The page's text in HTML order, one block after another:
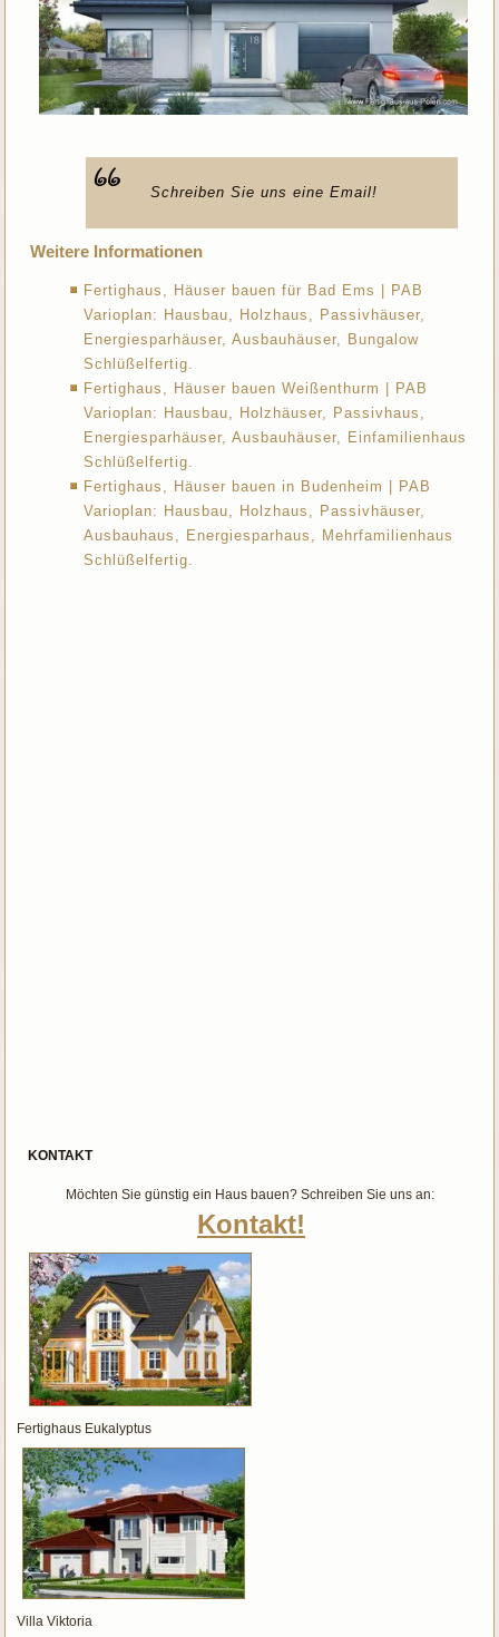
Schreiben Sie uns eine Email!
Weitere Informationen
Fertighaus, Häuser bauen für Bad Ems | PAB
Varioplan: Hausbau, Holzhaus, Passivhäuser,
Energiesparhäuser, Ausbauhäuser, Bungalow
Schlüßelfertig.
Fertighaus, Häuser bauen Weißenthurm | PAB
Varioplan: Hausbau, Holzhäuser, Passivhaus,
Energiesparhäuser, Ausbauhäuser, Einfamilienhaus
Schlüßelfertig.
Fertighaus, Häuser bauen in Budenheim | PAB
Varioplan: Hausbau, Holzhaus, Passivhäuser,
Ausbauhaus, Energiesparhaus, Mehrfamilienhaus
Schlüßelfertig.
KONTAKT
Möchten Sie günstig ein Haus bauen? Schreiben Sie uns an:
Kontakt!
Fertighaus Eukalyptus
Villa Viktoria